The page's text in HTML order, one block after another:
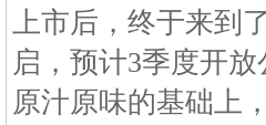
上市后，终于来到
启，预计3季度开
原汁原味的基础上